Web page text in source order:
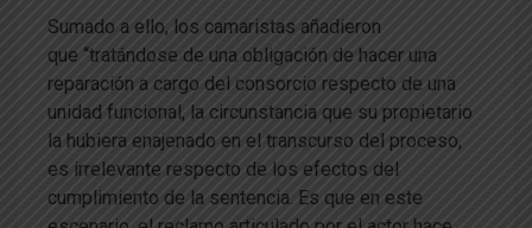
Sumado a ello, los camaristas añadieron
que “tratándose de una obligación de hacer una
reparación a cargo del consorcio respecto de una
unidad funcional, la circunstancia que su propietario
la hubiera enajenado en el transcurso del proceso,
es irrelevante respecto de los efectos del
cumplimiento de la sentencia. Es que en este